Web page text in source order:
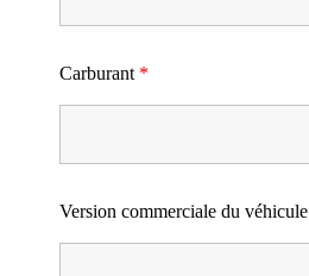
Carburant *
Version commerciale du véhicule